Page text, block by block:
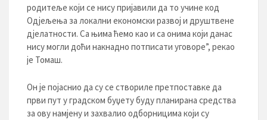
родитеље који се нису пријавили да то учине код
Одјељења за локални економски развој и друштвене
дјелатности. Са њима ћемо као и са онима који данас
нису могли доћи накнадно потписати уговоре”, рекао
је Томаш.
Он је појаснио да су се створиле претпоставке да
први пут у градском буџету буду планирана средства
за ову намјену и захвалио одборницима који су